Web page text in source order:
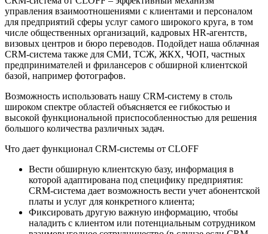
управления взаимоотношениями с клиентами и персоналом
для предприятий сферы услуг самого широкого круга, в том
числе общественных организаций, кадровых HR-агентств,
визовых центров и бюро переводов. Подойдет наша облачная
CRM-система также для СМИ, ТСЖ, ЖКХ, ЧОП, частных
предпринимателей и фрилансеров с обширной клиентской
базой, например фотографов.
Возможность использовать нашу CRM-систему в столь
широком спектре областей объясняется ее гибкостью и
высокой функциональной приспособленностью для решения
большого количества различных задач.
Что дает функционал CRM-системы от CLOFF
Вести обширную клиентскую базу, информация в
которой адаптирована под специфику предприятия:
CRM-система дает возможность вести учет абонентской
платы и услуг для конкретного клиента;
Фиксировать другую важную информацию, чтобы
наладить с клиентом или потенциальным сотрудником